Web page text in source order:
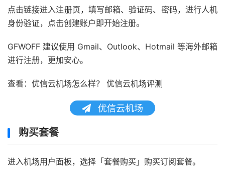
点击链接进入注册页，填写邮箱、验证码、密码，进行人机
身份验证，点击创建账户即开始注册。
GFWOFF 建议使用 Gmail、Outlook、Hotmail 等海外邮箱
进行注册，更加安心。
查看：优信云机场怎么样？ 优信云机场评测
优信云机场
购买套餐
进入机场用户面板，选择「套餐购买」购买订阅套餐。